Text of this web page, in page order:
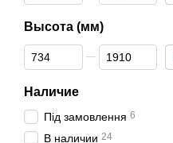
Высота (мм)
От Высота (мм)
До Высота (мм)
Наличие
Під замовлення 6
В наличии 24